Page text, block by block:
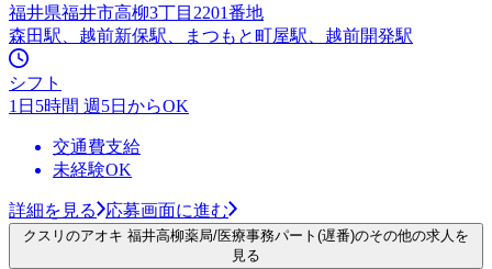
福井県福井市高柳3丁目2201番地
森田駅、越前新保駅、まつもと町屋駅、越前開発駅
シフト
1日5時間 週5日からOK
交通費支給
未経験OK
詳細を見る 応募画面に進む
クスリのアオキ 福井高柳薬局/医療事務パート(遅番)のその他の求人を
見る